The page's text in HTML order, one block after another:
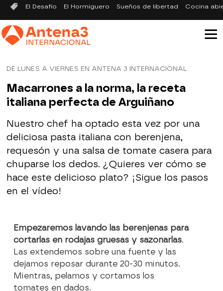
El Desafío El Hormiguero Sueños de libertad Cocina
DE LUNES A VIERNES EN ANTENA 3 INTERNACIONAL
Macarrones a la norma, la receta
italiana perfecta de Arguiñano
Nuestro chef ha optado esta vez por una
deliciosa pasta italiana con berenjena,
requesón y una salsa de tomate casera para
chuparse los dedos. ¿Quieres ver cómo se
hace este delicioso plato? ¡Sigue los pasos
en el vídeo!
Empezaremos lavando las berenjenas para
cortarlas en rodajas gruesas y sazonarlas.
Las extendemos sobre una fuente y las
dejamos reposar durante 20-30 minutos.
Mientras, pelamos y cortamos los
tomates en dados.